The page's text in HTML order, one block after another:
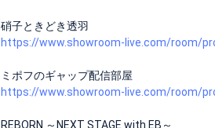
硝子ときどき透羽
https://www.showroom-live.com/room/
ミポフのギャップ配信部屋
https://www.showroom-live.com/room/
REBORN ～NEXT STAGE with EB～